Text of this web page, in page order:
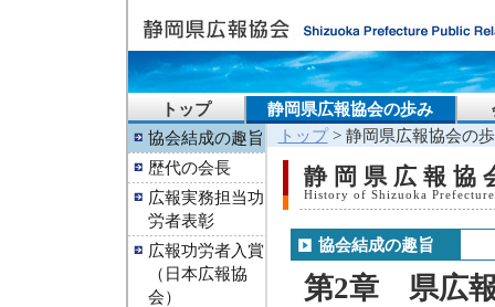
トップ 静岡県広報協会の歩み
協会結成の趣旨
歴代の会長
広報実務担当功
労者表彰
広報功労者入賞
（日本広報協
会）
トップ> 静岡県広報協会の
静岡県広報協
History of Shizuoka
協会結成の趣旨
第2章 県広